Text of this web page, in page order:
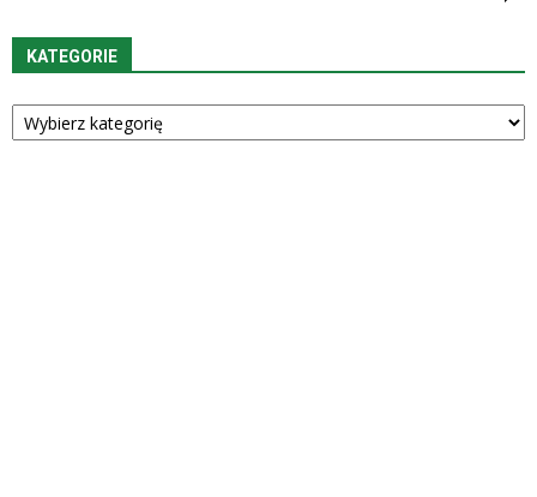
KATEGORIE
Kategorie